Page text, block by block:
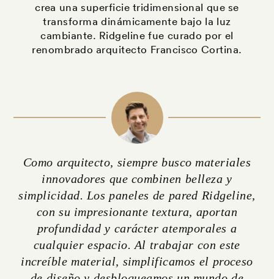
crea una superficie tridimensional que se
transforma dinámicamente bajo la luz
cambiante. Ridgeline fue curado por el
renombrado arquitecto Francisco Cortina.
Como arquitecto, siempre busco materiales
innovadores que combinen belleza y
simplicidad. Los paneles de pared Ridgeline,
con su impresionante textura, aportan
profundidad y carácter atemporales a
cualquier espacio. Al trabajar con este
increíble material, simplificamos el proceso